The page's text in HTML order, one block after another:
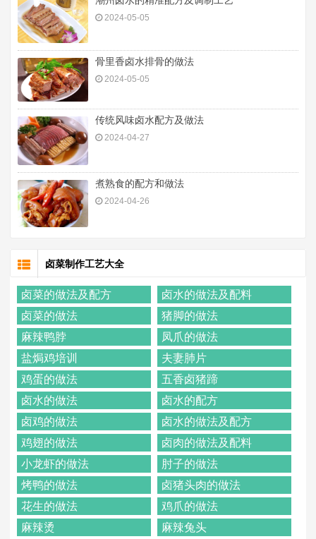
2024-05-05
骨里香卤水排骨的做法
2024-05-05
传统风味卤水配方及做法
2024-04-27
煮熟食的配方和做法
2024-04-26
卤菜制作工艺大全
卤菜的做法及配方
卤水的做法及配料
卤菜的做法
猪脚的做法
麻辣鸭脖
凤爪的做法
盐焗鸡培训
夫妻肺片
鸡蛋的做法
五香卤猪蹄
卤水的做法
卤水的配方
卤鸡的做法
卤水的做法及配方
鸡翅的做法
卤肉的做法及配料
小龙虾的做法
肘子的做法
烤鸭的做法
卤猪头肉的做法
花生的做法
鸡爪的做法
麻辣烫
麻辣兔头